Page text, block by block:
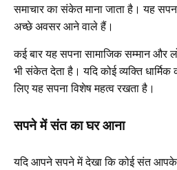
समाचार का संकेत माना जाता है। यह
अच्छे अवसर आने वाले हैं।
कई बार यह सपना सामाजिक सम्मान और
भी संकेत देता है। यदि कोई व्यक्ति
लिए यह सपना विशेष महत्व रखता है।
सपने में संत का घर आना
यदि आपने सपने में देखा कि कोई संत